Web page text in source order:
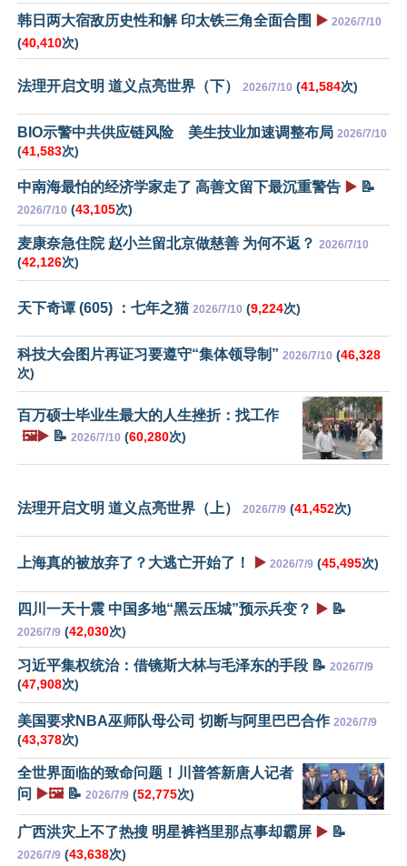
韩日两大宿敌历史性和解 印太铁三角全面合围 ▶️ 2026/7/10
(40,410次)
法理开启文明 道义点亮世界（下） 2026/7/10 (41,584次)
BIO示警中共供应链风险 美生技业加速调整布局 2026/7/10
(41,583次)
中南海最怕的经济学家走了 高善文留下最沉重警告 ▶️ 📝
2026/7/10 (43,105次)
麦康奈急住院 赵小兰留北京做慈善 为何不返？ 2026/7/10
(42,126次)
天下奇谭 (605) ：七年之猫 2026/7/10 (9,224次)
科技大会图片再证习要遵守“集体领导制” 2026/7/10 (46,328
次)
百万硕士毕业生最大的人生挫折：找工作
🖼️▶️ 📝 2026/7/10 (60,280次)
法理开启文明 道义点亮世界（上） 2026/7/9 (41,452次)
上海真的被放弃了？大逃亡开始了！ ▶️ 2026/7/9 (45,495次)
四川一天十震 中国多地“黑云压城”预示兵变？ ▶️ 📝
2026/7/9 (42,030次)
习近平集权统治：借镜斯大林与毛泽东的手段 📝 2026/7/9
(47,908次)
美国要求NBA巫师队母公司 切断与阿里巴巴合作 2026/7/9
(43,378次)
全世界面临的致命问题！川普答新唐人记者
问
▶️🖼️📝 2026/7/9 (52,775次)
广西洪灾上不了热搜 明星裤裆里那点事却霸屏 ▶️ 📝
2026/7/9 (43,638次)